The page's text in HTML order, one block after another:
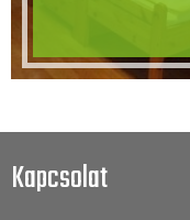
Kapcsolat